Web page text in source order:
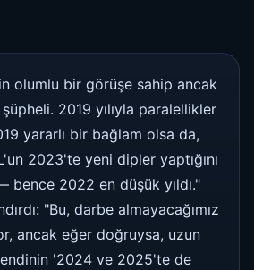
olumlu bir görüşe sahip ancak
2019 yılıyla paralellikler
yararlı bir bağlam olsa da,
2023'te yeni dipler yaptığını
bence 2022 en düşük yıldı."
"Bu, darbe almayacağımız
ancak eğer doğruysa, uzun
'2024 ve 2025'te de